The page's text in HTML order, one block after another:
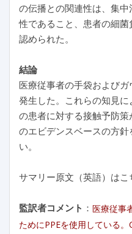
の伝播との関連性は、集
性であること、患者の細
認められた。
結論
医療従事者の手袋および
発生した。これらの知見
の患者に対する接触予防
のエビデンスベースの方
い。
サマリー原文（英語）はこ
監訳者コメント ： 医療従事
ためにPPEを使用している